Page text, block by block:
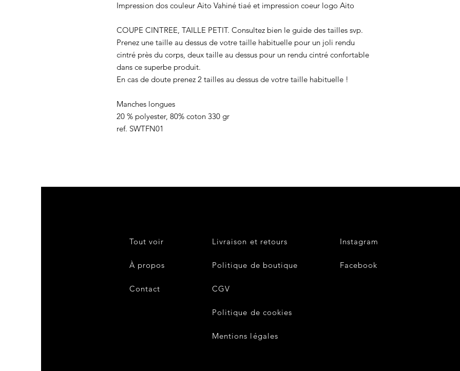
Impression dos couleur Aito Vahiné tiaé et impression coeur logo Aito
COUPE CINTREE, TAILLE PETIT. Consultez bien le guide des tailles svp.
Prenez une taille au dessus de votre taille habituelle pour un joli rendu
cintré près du corps, deux taille au dessus pour un rendu cintré confortable
dans ce superbe produit.
En cas de doute prenez 2 tailles au dessus de votre taille habituelle !
Manches longues
20 % polyester, 80% coton 330 gr
ref. SWTFN01
Tout voir
À propos
Contact
Livraison et retours
Politique de boutique
CGV
Politique de cookies
Mentions légales
Instagram
Facebook